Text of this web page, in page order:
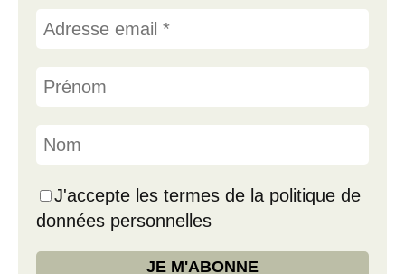
J'accepte les termes de la politique de
données personnelles